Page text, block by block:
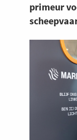
primeur